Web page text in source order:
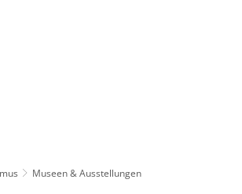
Museen & Ausstellungen